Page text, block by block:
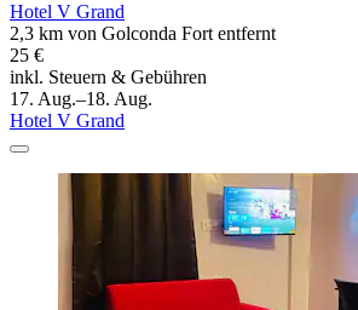
Hotel V Grand
2,3 km von Golconda Fort entfernt
25 €
inkl. Steuern & Gebühren
17. Aug.–18. Aug.
Hotel V Grand